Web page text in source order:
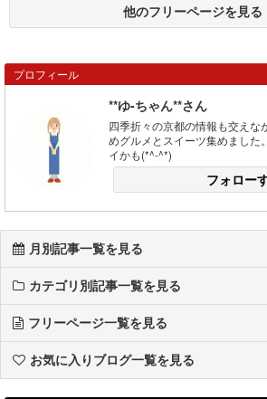
他のフリーページを見る
プロフィール
**ゆ-ちゃん**さん
四季折々の京都の情報も交え
めグルメとスイーツ集めました
イかも(*^-^*)
フォロー
月別記事一覧を見る
カテゴリ別記事一覧を見る
フリーページ一覧を見る
お気に入りブログ一覧を見る